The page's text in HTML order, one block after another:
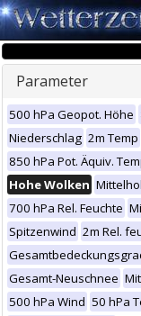
Parameter
500 hPa Geopot. Höhe
Niederschlag 2m Temp
850 hPa Pot. Äquiv.
Hohe Wolken
700 hPa Rel. Feuchte
Spitzenwind 2m Rel.
Gesamt-Neuschnee
500 hPa Wind 50 hPa